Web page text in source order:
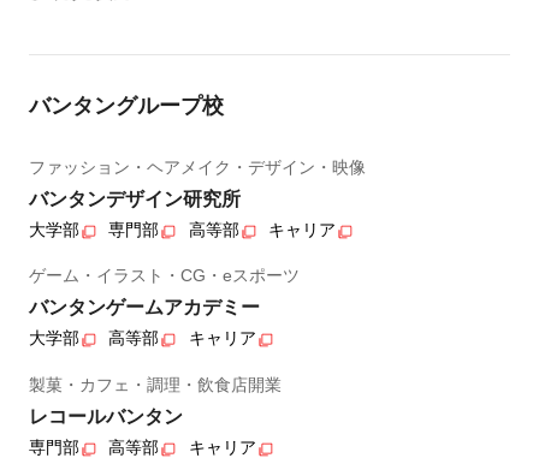
バンタングループ校
ファッション・ヘアメイク・デザイン・映像
バンタンデザイン研究所
大学部 専門部 高等部 キャリア
ゲーム・イラスト・CG・eスポーツ
バンタンゲームアカデミー
大学部 高等部 キャリア
製菓・カフェ・調理・飲食店開業
レコールバンタン
専門部 高等部 キャリア